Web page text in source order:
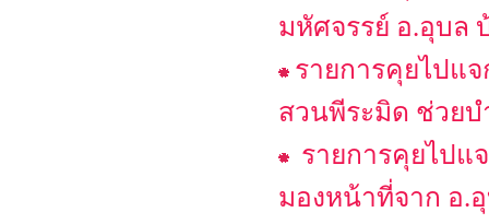
มหัศจรรย์ อ.อุบล
รายการคุยไปแ
สวนพีระมิด ช่วย
รายการคุยไปแ
มองหน้าที่จาก อ.